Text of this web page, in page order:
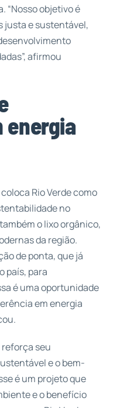
“Nosso objetivo é
justa e sustentável,
afirmou
energia
Rio Verde como
no
o lixo orgânico,
da região.
de ponta, que já
país, para
é uma oportunidade
em energia
seu
e o bem-
é um projeto que
e o benefício